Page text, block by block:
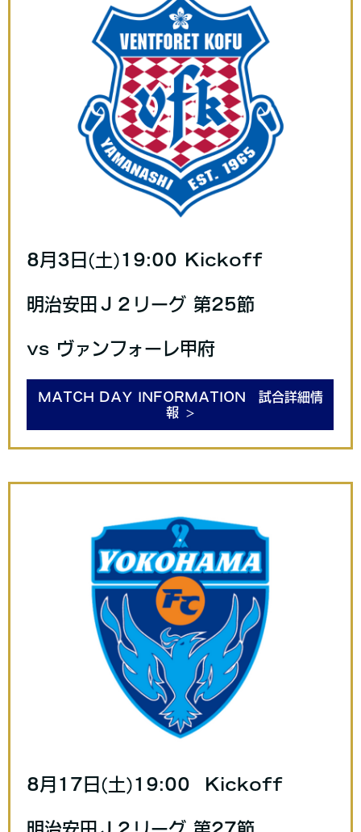
8月3日(土)19:00 Kickoff
明治安田Ｊ２リーグ 第25節
vs ヴァンフォーレ甲府
MATCH DAY INFORMATION 試合詳細情
報
8月17日(土)19:00 Kickoff